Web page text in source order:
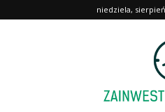
niedziela,